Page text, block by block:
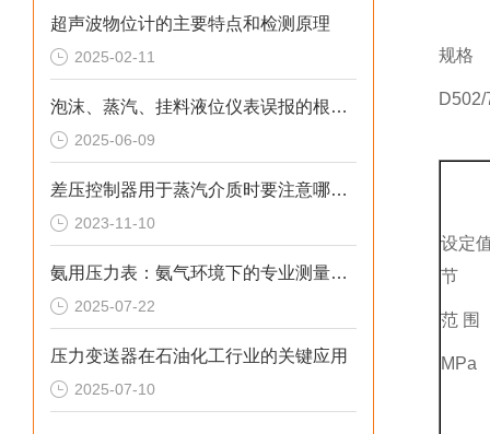
超声波物位计的主要特点和检测原理
2025-02-11
泡沫、蒸汽、挂料液位仪表误报的根源解析与解决方案
2025-06-09
差压控制器用于蒸汽介质时要注意哪些？
2023-11-10
氨用压力表：氨气环境下的专业测量工具
2025-07-22
压力变送器在石油化工行业的关键应用
2025-07-10
规格
设定
节
范 围
MPa